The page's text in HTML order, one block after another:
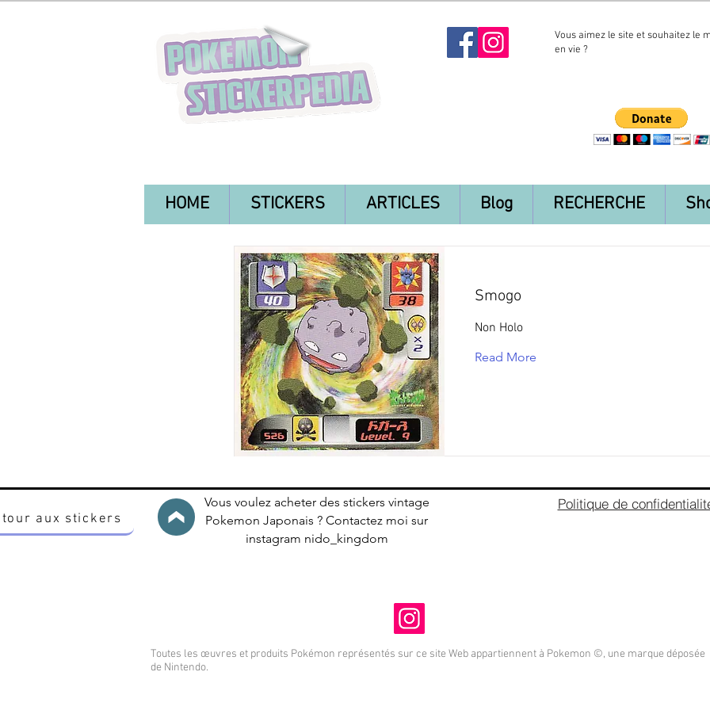
Vous aimez le site et souhaitez le
en vie ?
HOME STICKERS ARTICLES Blog RECHERCHE
Smogo
Non Holo
Read More
aux stickers
Vous voulez acheter des stickers vintage
Pokemon Japonais ? Contactez moi sur
instagram nido_kingdom
Politique de
Toutes les œuvres et produits Pokémon représentés sur ce site Web appartiennent à Pokemon ©, une marque déposée
de Nintendo.